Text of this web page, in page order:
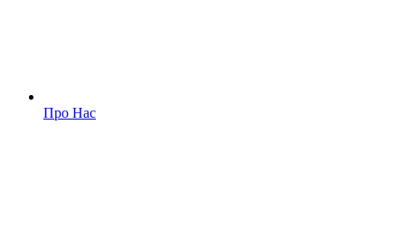
Про Нас